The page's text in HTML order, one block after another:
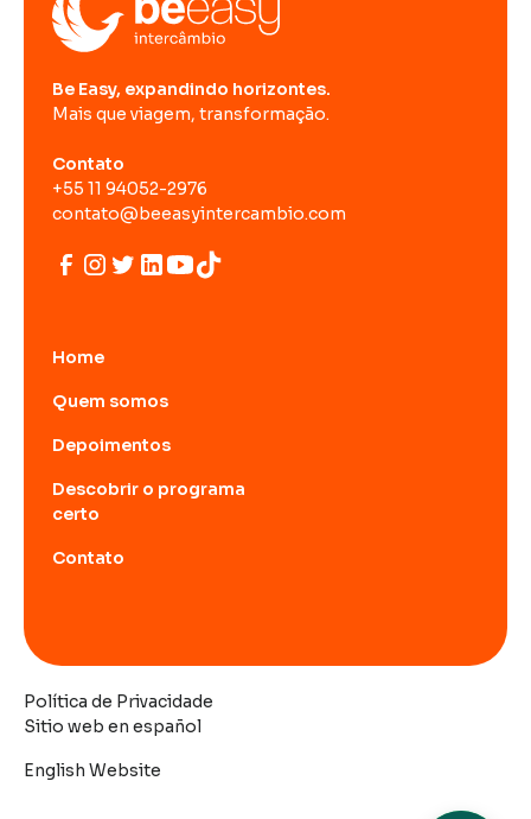
Be Easy, expandindo horizontes.
Mais que viagem, transformação.
Contato
+55 11 94052-2976
contato@beeasyintercambio.com
Home
Quem somos
Depoimentos
Descobrir o programa
certo
Contato
Sitio web en español
English Website
Política de Privacidade